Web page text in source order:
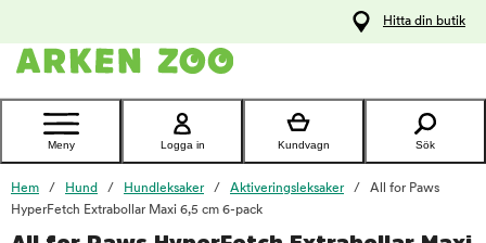
Kontakta
Hitta din butik
Meny Logga in Kundvagn Sök
Hem Hund Hundleksaker Aktiveringsleksaker
All for Paws
HyperFetch Extrabollar Maxi 6,5 cm 6-pack